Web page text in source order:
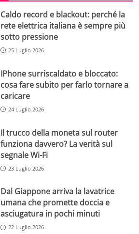
Caldo record e blackout: perché la
rete elettrica italiana è sempre più
sotto pressione
25 Luglio 2026
IPhone surriscaldato e bloccato:
cosa fare subito per farlo tornare a
caricare
24 Luglio 2026
Il trucco della moneta sul router
funziona davvero? La verità sul
segnale Wi-Fi
23 Luglio 2026
Dal Giappone arriva la lavatrice
umana che promette doccia e
asciugatura in pochi minuti
22 Luglio 2026